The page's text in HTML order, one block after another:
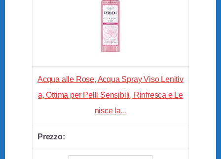
Acqua alle Rose, Acqua Spray Viso Lenitiv
a, Ottima per Pelli Sensibili, Rinfresca e Le
nisce la...